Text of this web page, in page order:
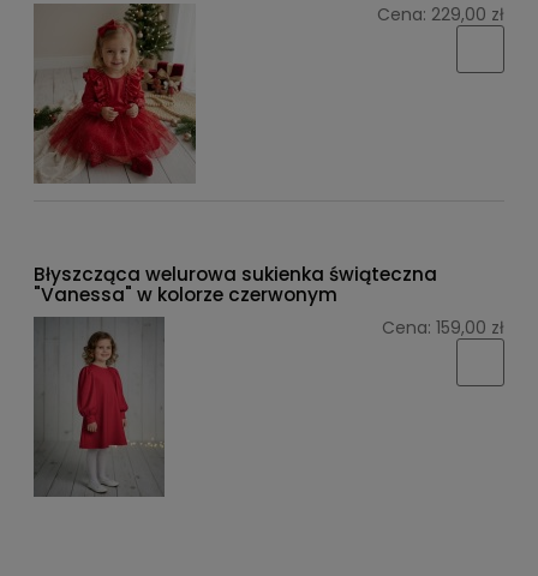
Cena: 229,00 zł
Błyszcząca welurowa sukienka świąteczna
"Vanessa" w kolorze czerwonym
Cena: 159,00 zł